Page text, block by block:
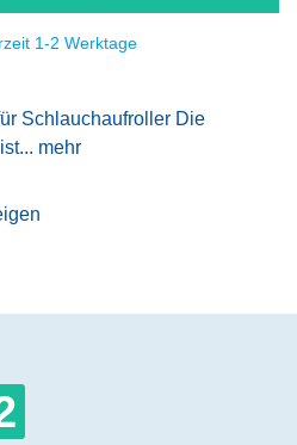
1-2 Werktage
Schlauchaufroller Die
mehr